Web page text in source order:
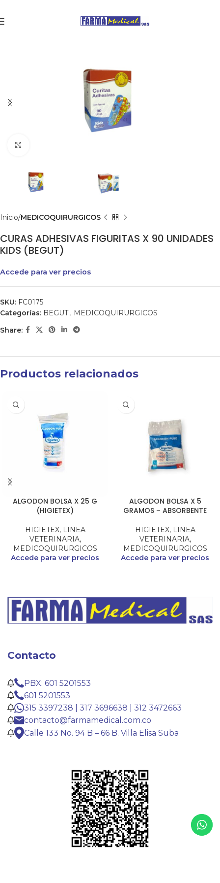
Inicio MEDICOQUIRURGICOS
CURAS ADHESIVAS FIGURITAS X 90 UNIDADES
KIDS (BEGUT)
Accede para ver precios
SKU: FC0175
Categorías: BEGUT, MEDICOQUIRURGICOS
Share:
Productos relacionados
ALGODON BOLSA X 25 G
(HIGIETEX)
HIGIETEX, LINEA
VETERINARIA,
MEDICOQUIRURGICOS
Accede para ver precios
ALGODON BOLSA X 5
GRAMOS – ABSORBENTE
HIGIETEX, LINEA
VETERINARIA,
MEDICOQUIRURGICOS
Accede para ver precios
Contacto
PBX: 601 5201553
601 5201553
315 3397238 | 317 3696638 | 312 3472663
contacto@farmamedical.com.co
Calle 133 No. 94 B – 66 B. Villa Elisa Suba